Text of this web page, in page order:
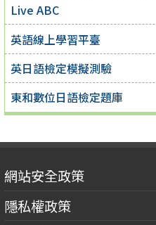
Live ABC
英語線上學習平臺
英日語檢定模擬測驗
東和數位日語檢定題庫
網站安全政策
隱私權政策